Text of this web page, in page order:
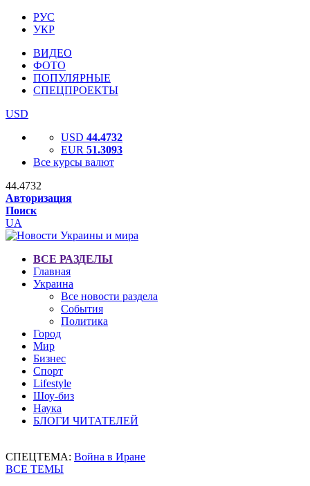
РУС
УКР
ВИДЕО
ФОТО
ПОПУЛЯРНЫЕ
СПЕЦПРОЕКТЫ
USD
USD 44.4732
EUR 51.3093
Все курсы валют
44.4732
Авторизация
Поиск
UA
ВСЕ РАЗДЕЛЫ
Главная
Украина
Все новости раздела
События
Политика
Город
Мир
Бизнес
Спорт
Lifestyle
Шоу-биз
Наука
БЛОГИ ЧИТАТЕЛЕЙ
СПЕЦТЕМА: Война в Иране
ВСЕ ТЕМЫ